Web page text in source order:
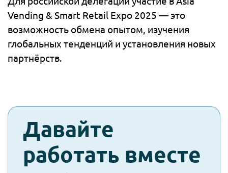
Vending & Smart Retail Expo 2025 — это
возможность обмена опытом, изучения
глобальных тенденций и установления новых
партнёрств.
check-
spam
Давайте
работать вместе